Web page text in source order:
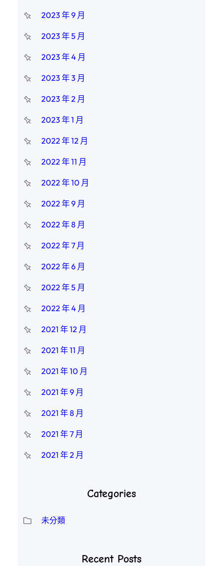
2023 年 9 月
2023 年 5 月
2023 年 4 月
2023 年 3 月
2023 年 2 月
2023 年 1 月
2022 年 12 月
2022 年 11 月
2022 年 10 月
2022 年 9 月
2022 年 8 月
2022 年 7 月
2022 年 6 月
2022 年 5 月
2022 年 4 月
2021 年 12 月
2021 年 11 月
2021 年 10 月
2021 年 9 月
2021 年 8 月
2021 年 7 月
2021 年 2 月
Categories
未分類
Recent Posts